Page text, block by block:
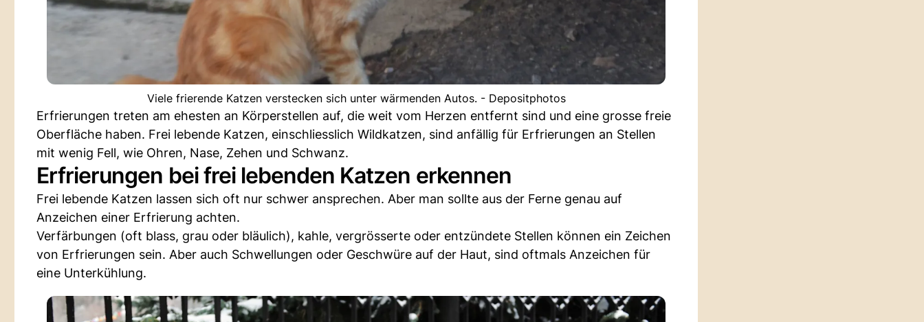
Viele frierende Katzen verstecken sich unter wärmenden Autos. - Depositphotos
Erfrierungen treten am ehesten an Körperstellen auf, die weit vom Herzen entfernt sind und eine grosse freie
Oberfläche haben. Frei lebende Katzen, einschliesslich Wildkatzen, sind anfällig für Erfrierungen an Stellen
mit wenig Fell, wie Ohren, Nase, Zehen und Schwanz.
Erfrierungen bei frei lebenden Katzen erkennen
Frei lebende Katzen lassen sich oft nur schwer ansprechen. Aber man sollte aus der Ferne genau auf
Anzeichen einer Erfrierung achten.
Verfärbungen (oft blass, grau oder bläulich), kahle, vergrösserte oder entzündete Stellen können ein Zeichen
von Erfrierungen sein. Aber auch Schwellungen oder Geschwüre auf der Haut, sind oftmals Anzeichen für
eine Unterkühlung.